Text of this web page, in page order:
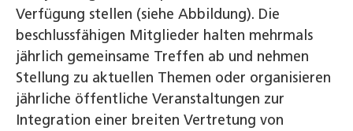
Verfügung stellen (siehe Abbildung). Die
beschlussfähigen Mitglieder halten mehrmals
jährlich gemeinsame Treffen ab und nehmen
Stellung zu aktuellen Themen oder organisieren
jährliche öffentliche Veranstaltungen zur
Integration einer breiten Vertretung von